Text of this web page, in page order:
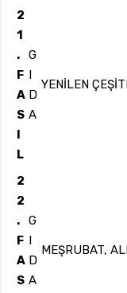
2
1
.
F
A
S
L
G
D
A
YENİLEN
2
2
.
F
A
S
G
D
A
MEŞRUBAT,